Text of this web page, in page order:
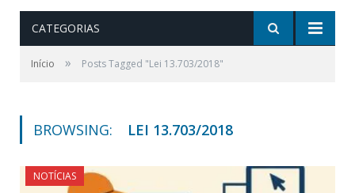
CATEGORIAS
Início » Posts Tagged "Lei 13.703/2018"
BROWSING: LEI 13.703/2018
NOTÍCIAS